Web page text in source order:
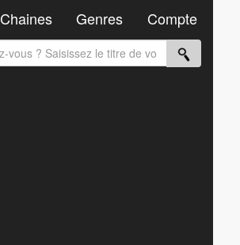
Chaines Genres Compte